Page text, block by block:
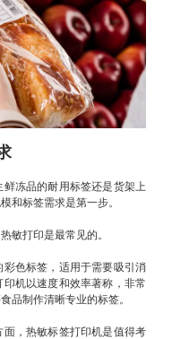
冻品的耐用标签还是货架上
和标签需求是第一步。
敏打印是最常见的。
色标签，适用于需要吸引消
机以速度和效率著称，非常
品制作清晰专业的标签。
，热敏标签打印机是值得考